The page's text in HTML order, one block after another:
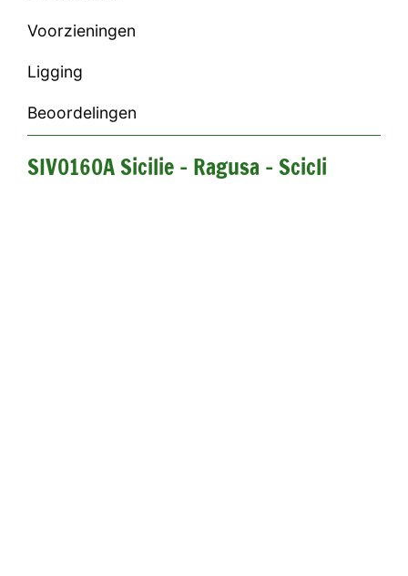
Voorzieningen
Ligging
Beoordelingen
SIV0160A Sicilie - Ragusa - Scicli